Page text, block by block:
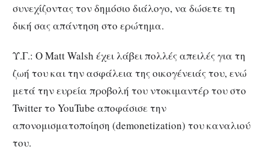
συνεχίζοντας τον δημόσιο διάλογο, να δώσετε τη
δική σας απάντηση στο ερώτημα.
Υ.Γ.: Ο Matt Walsh έχει λάβει πολλές απειλές για τη
ζωή του και την ασφάλεια της οικογένειάς του, ενώ
μετά την ευρεία προβολή του ντοκιμαντέρ του στο
Twitter το YouTube αποφάσισε την
απονομισματοποίηση (demonetization) του καναλιού
του.